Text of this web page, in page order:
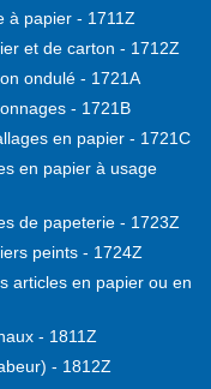
à papier - 1711Z
et de carton - 1712Z
ondulé - 1721A
- 1721B
en papier - 1721C
en papier à usage
de papeterie - 1723Z
peints - 1724Z
articles en papier ou en
- 1811Z
- 1812Z